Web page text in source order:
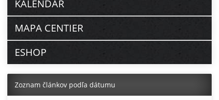
KALENDÁŘ
MAPA CENTIER
ESHOP
Zoznam článkov podľa dátumu